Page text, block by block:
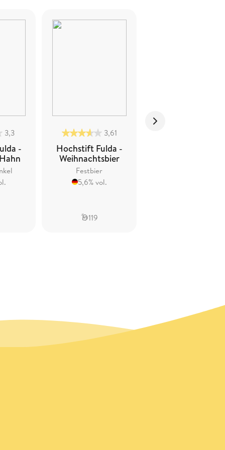
3,3
-
3,61
Hochstift Fulda -
Weihnachtsbier
Festbier
5,6% vol.
119